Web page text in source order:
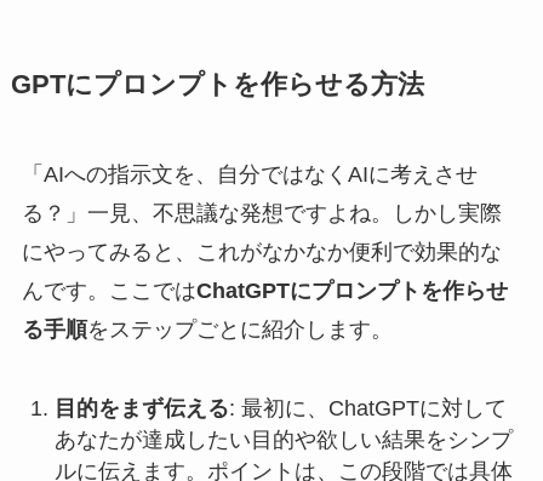
GPTにプロンプトを作らせる方法
「AIへの指示文を、自分ではなくAIに考えさせ
る？」一見、不思議な発想ですよね。しかし実際
にやってみると、これがなかなか便利で効果的な
んです。ここではChatGPTにプロンプトを作らせ
る手順をステップごとに紹介します。
目的をまず伝える: 最初に、ChatGPTに対して
あなたが達成したい目的や欲しい結果をシンプ
ルに伝えます。ポイントは、この段階では具体